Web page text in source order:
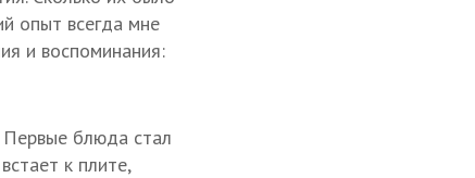
опыт всегда мне
и воспоминания:
Первые блюда стал
к плите,